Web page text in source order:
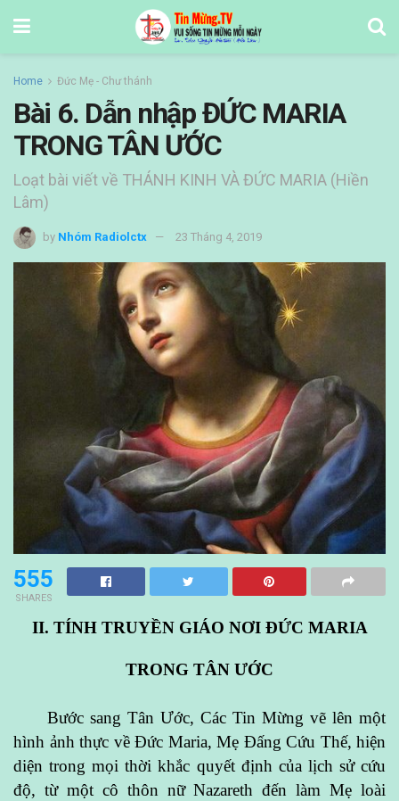
Home Đức Mẹ - Chư thánh
Bài 6. Dẫn nhập ĐỨC MARIA
TRONG TÂN ƯỚC
Loạt bài viết về THÁNH KINH VÀ ĐỨC MARIA (Hiền
Lâm)
by Nhóm Radiolctx 23 Tháng 4, 2019
555
SHARES
II. TÍNH TRUYỀN GIÁO NƠI ĐỨC MARIA
TRONG TÂN ƯỚC
Bước sang Tân Ước, Các Tin Mừng vẽ lên một
hình ảnh thực về Đức Maria, Mẹ Đấng Cứu Thế, hiện
diện trong mọi thời khắc quyết định của lịch sử cứu
độ, từ một cô thôn nữ Nazareth đến làm Mẹ loài